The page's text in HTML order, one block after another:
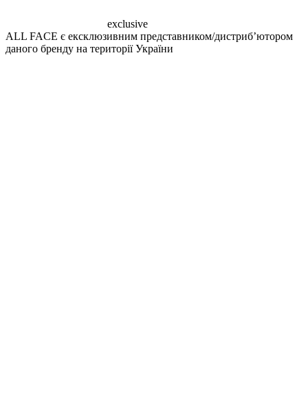
exclusive
ALL FACE є ексклюзивним представником/дистрибʼютором
даного бренду на території України